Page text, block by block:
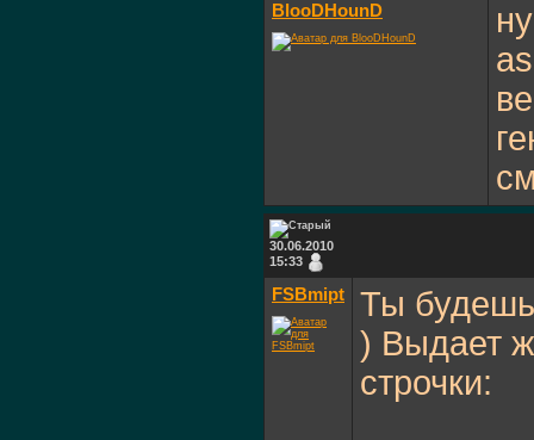
BlooDHounD
30.06.2010
15:33
FSBmipt
Ты будешь
) Выдает
строчки: